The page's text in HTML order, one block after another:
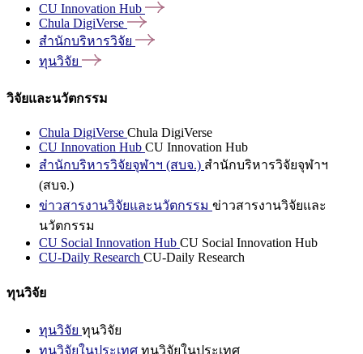
CU Innovation Hub
Chula DigiVerse
สำนักบริหารวิจัย
ทุนวิจัย
วิจัยและนวัตกรรม
Chula DigiVerse Chula DigiVerse
CU Innovation Hub CU Innovation Hub
สำนักบริหารวิจัยจุฬาฯ (สบจ.) สำนักบริหารวิจัยจุฬาฯ
(สบจ.)
ข่าวสารงานวิจัยและนวัตกรรม ข่าวสารงานวิจัยและ
นวัตกรรม
CU Social Innovation Hub CU Social Innovation Hub
CU-Daily Research CU-Daily Research
ทุนวิจัย
ทุนวิจัย ทุนวิจัย
ทุนวิจัยในประเทศ ทุนวิจัยในประเทศ